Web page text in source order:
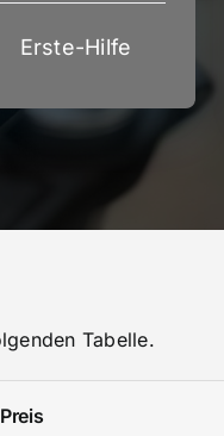
Erste-Hilfe
Tabelle.
Preis